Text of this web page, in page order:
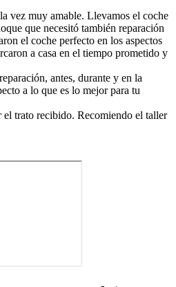
vez muy amable. Llevamos el coche
que necesitó también reparación
el coche perfecto en los aspectos
a casa en el tiempo prometido y
antes, durante y en la
a lo que es lo mejor para tu
trato recibido. Recomiendo el taller